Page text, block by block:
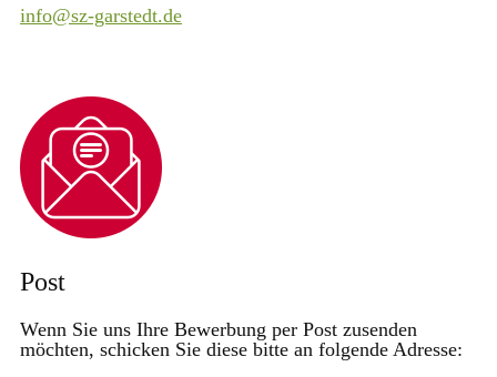
info@sz-garstedt.de
Post
Wenn Sie uns Ihre Bewerbung per Post zusenden
möchten, schicken Sie diese bitte an folgende Adresse: